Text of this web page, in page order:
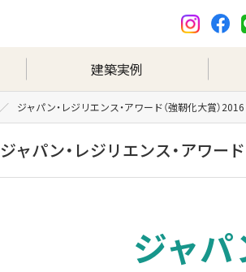
建築実例
ジャパン・レジリエンス・アワード（強靭化大賞）
ジャパン・レジリエンス・アワー
ジャパ